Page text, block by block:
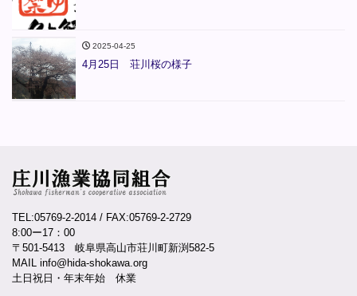
2025-04-25
4月25日 荘川桜の様子
TEL:05769-2-2014 / FAX:05769-2-2729
8:00ー17：00
〒501-5413 岐阜県高山市荘川町新渕582-5
MAIL info@hida-shokawa.org
土日祝日・年末年始 休業